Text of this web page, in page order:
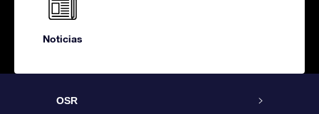
Noticias
OSR